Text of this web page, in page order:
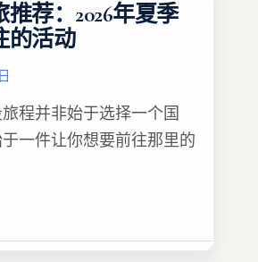
荐：2026年夏季
的活动
程并非始于选择一个国
一件让你想要前往那里的